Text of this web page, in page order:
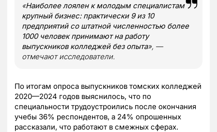
«Наиболее лоялен к молодым специалистам
крупный бизнес: практически 9 из 10
предприятий со штатной численностью более
1000 человек принимают на работу
выпускников колледжей без опыта», —
отмечают исследователи.
По итогам опроса выпускников томских колледжей
2020—2024 годов выяснилось, что по
специальности трудоустроились после окончания
учебы 36% респондентов, а 24% опрошенных
рассказали, что работают в смежных сферах.